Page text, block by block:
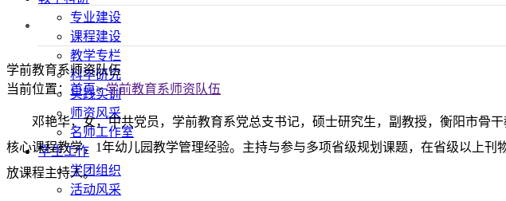
专业建设
课程建设
教学专栏
科学研究
实践实训
师资风采
名师工作室
学生工作
学团组织
活动风采
学前教育系师资队伍
当前位置： 首页>学前教育系师资队伍
邓艳华，女，中共党员，学前教育系党总支书记，硕士研究生，副教授，衡阳市骨
核心课程教学，1年幼儿园教学管理经验。主持与参与多项省级规划课题，在省级以上
放课程主持人。